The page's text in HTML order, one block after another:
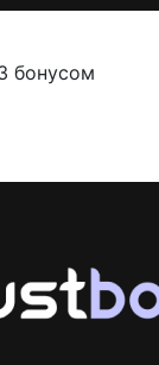
бонусом